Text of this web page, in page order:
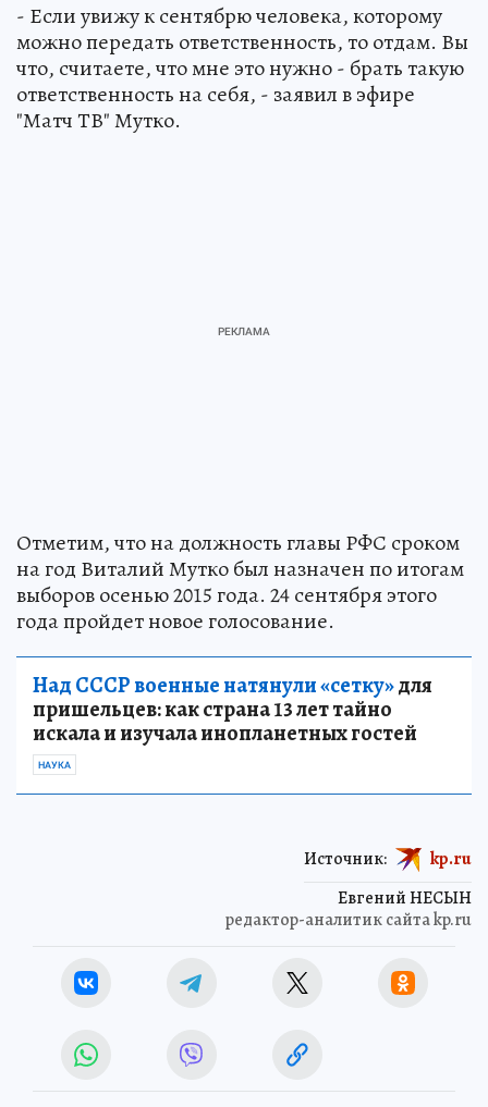
- Если увижу к сентябрю человека, которому
можно передать ответственность, то отдам. Вы
что, считаете, что мне это нужно - брать такую
ответственность на себя, - заявил в эфире
"Матч ТВ" Мутко.
Отметим, что на должность главы РФС сроком
на год Виталий Мутко был назначен по итогам
выборов осенью 2015 года. 24 сентября этого
года пройдет новое голосование.
Над СССР военные натянули «сетку»для
пришельцев: как страна 13 лет тайно
искала и изучала инопланетных гостей
НАУКА
Евгений НЕСЫН
редактор-аналитик сайта kp.ru
Источник: kp.ru